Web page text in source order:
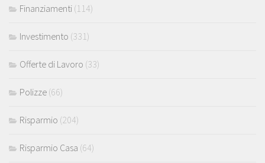
Finanziamenti (114)
Investimento (331)
Offerte di Lavoro (33)
Polizze (66)
Risparmio (204)
Risparmio Casa (64)